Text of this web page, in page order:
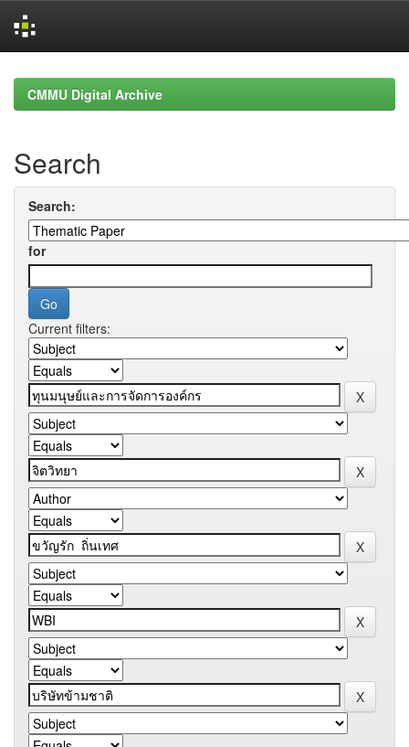
navigationCMMU Digital Archive
Search
Search:
for
Current filters: